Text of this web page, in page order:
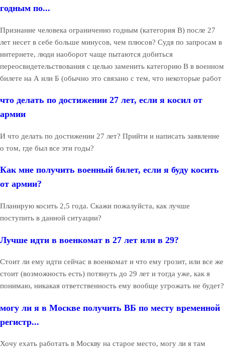
годным по...
Признание человека ограниченно годным (категория В) после 27
лет несет в себе больше минусов, чем плюсов? Судя по запросам в
интернете, люди наоборот чаще пытаются добиться
переосвидетельствования с целью заменить категорию В в военном
билете на А или Б (обычно это связано с тем, что некоторые работ
что делать по достижении 27 лет, если я косил от
армии
И что делать по достижении 27 лет? Прийти и написать заявление
о том, где был все эти годы?
Как мне получить военный билет, если я буду косить
от армии?
Планирую косить 2,5 года. Скажи пожалуйста, как лучше
поступить в данной ситуации?
Лучше идти в военкомат в 27 лет или в 29?
Стоит ли ему идти сейчас в военкомат и что ему грозит, или все же
стоит (возможность есть) потянуть до 29 лет и тогда уже, как я
понимаю, никакая ответственность ему вообще угрожать не будет?
могу ли я в Москве получить ВБ по месту временной
регистр...
Хочу ехать работать в Москву на старое место, могу ли я там